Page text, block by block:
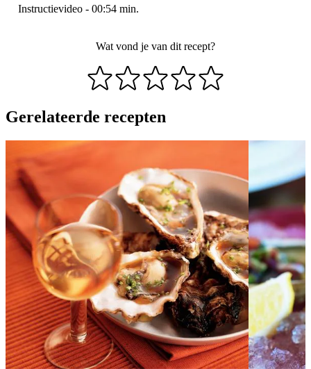
Instructievideo - 00:54 min.
Wat vond je van dit recept?
Gerelateerde recepten